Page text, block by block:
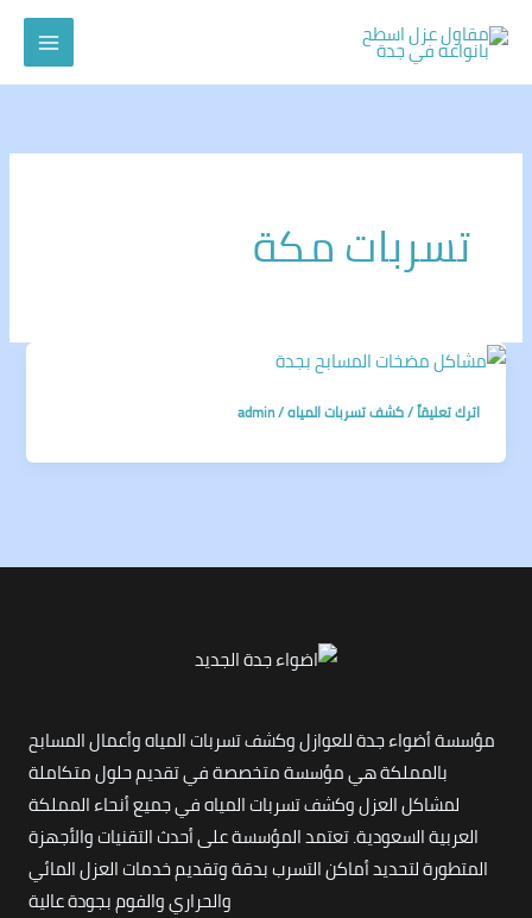
المحتوى
تسربات مكة
اترك تعليقاً/كشف تسربات المياه/
admin
مؤسسة أضواء جدة للعوازل وكشف تسربات المياه وأعمال المسابح
بالمملكة هي مؤسسة متخصصة في تقديم حلول متكاملة
لمشاكل العزل وكشف تسربات المياه في جميع أنحاء المملكة
العربية السعودية. تعتمد المؤسسة على أحدث التقنيات والأجهزة
المتطورة لتحديد أماكن التسرب بدقة وتقديم خدمات العزل المائي
والحراري والفوم بجودة عالية